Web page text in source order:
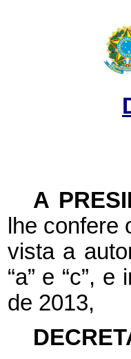
A
lhe confere
vista a
“a” e “c”,
de 2013,